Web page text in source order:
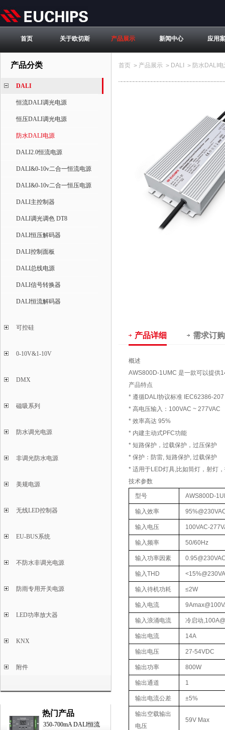
首页 关于欧切斯 产品展示 新闻中心 应用
产品分类
DALI
恒流DALI调光电源
恒压DALI调光电源
防水DALI电源
DALI2.0恒流电源
DALI&0-10v二合一恒流电源
DALI&0-10v二合一恒压电源
DALI主控制器
DALI调光调色 DT8
DALI恒压解码器
DALI控制面板
DALI总线电源
DALI信号转换器
DALI恒流解码器
可控硅
0-10V&1-10V
DMX
磁吸系列
防水调光电源
非调光防水电源
美规电源
无线LED控制器
EU-BUS系统
不防水非调光电源
防雨专用开关电源
LED功率放大器
KNX
附件
热门产品
350-700mA DALI恒流
首页 > 产品展示 > DALI > 防水DALI
产品详细 需求订购
概述
AWS800D-1UMC 是一款可以提供
产品特点
* 遵循DALI协议标准 IEC62386-
* 高电压输入：100VAC ~ 277VAC
* 效率高达 95%
* 内建主动式PFC功能
* 短路保护，过载保护，过压保护
* 保护：防雷, 短路保护, 过载保护
* 适用于LED灯具,比如筒灯，射灯
技术参数
型号 AWS800D-
输入效率
输入电压 100VAC-
输入频率 50/60Hz
输入功率因素
输入THD
输入待机功耗 ≤2W
输入电流
输入浪涌电流 冷启动
输出电流 14A
输出电压 27-54VDC
输出功率 800W
输出通道 1
输出电流公差 ±5%
输出空载输出
电压
59V Max